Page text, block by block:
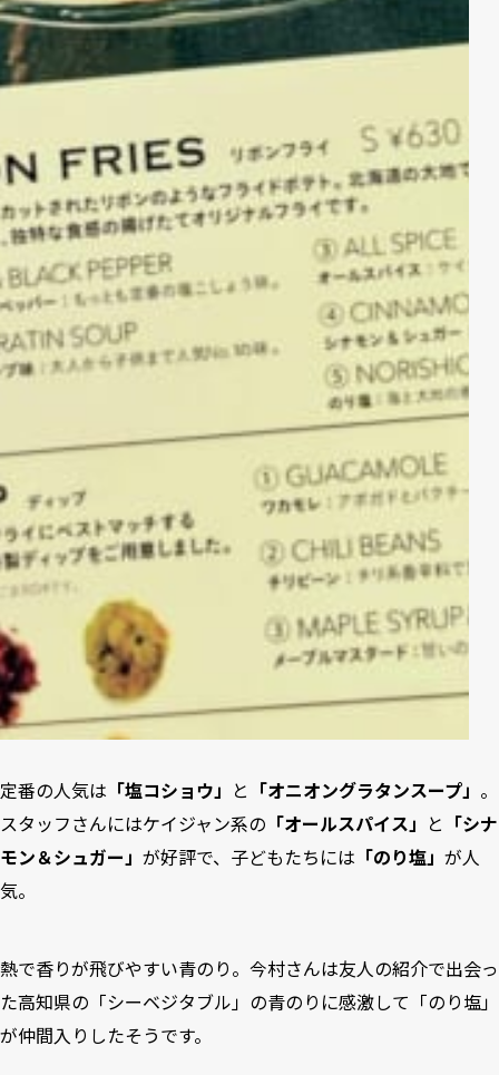
定番の人気は 「塩コショウ」 と 「オニオングラタンスープ」 。
スタッフさんにはケイジャン系の 「オールスパイス」 と 「シナ
モン＆シュガー」 が好評で、子どもたちには 「のり塩」 が人
気。
熱で香りが飛びやすい青のり。今村さんは友人の紹介で出会っ
た高知県の「シーベジタブル」の青のりに感激して「のり塩」
が仲間入りしたそうです。